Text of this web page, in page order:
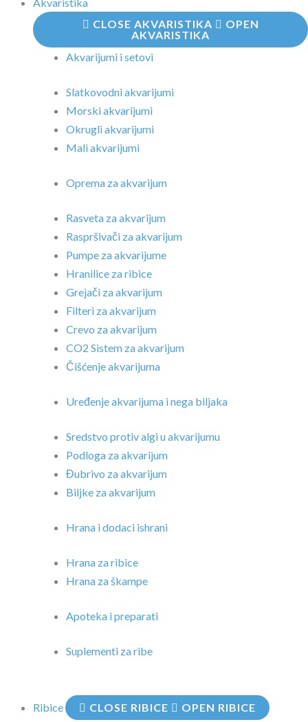
CLOSE AKVARISTIKA
OPEN
AKVARISTIKA
Akvarijumi i setovi
Slatkovodni akvarijumi
Morski akvarijumi
Okrugli akvarijumi
Mali akvarijumi
Oprema za akvarijum
Rasveta za akvarijum
Raspršivači za akvarijum
Pumpe za akvarijume
Hranilice za ribice
Grejači za akvarijum
Filteri za akvarijum
Crevo za akvarijum
CO2 Sistem za akvarijum
Čišćenje akvarijuma
Uređenje akvarijuma i nega biljaka
Sredstvo protiv algi u akvarijumu
Podloga za akvarijum
Đubrivo za akvarijum
Biljke za akvarijum
Hrana i dodaci ishrani
Hrana za ribice
Hrana za škampe
Apoteka i preparati
Suplementi za ribe
Ribice CLOSE RIBICE
OPEN RIBICE